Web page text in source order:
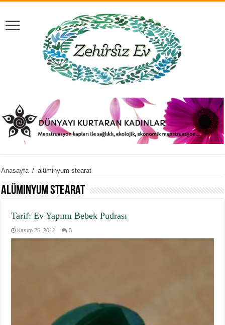
Anasayfa / alüminyum stearat
alüminyum stearat
Tarif: Ev Yapımı Bebek Pudrası
Kasım 25, 2012 3